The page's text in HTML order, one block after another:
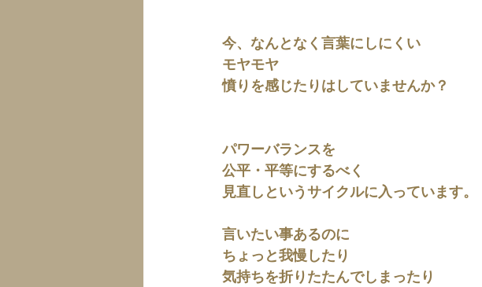
今、なんとなく言葉にしにくい
モヤモヤ
憤りを感じたりはしていませんか？
パワーバランスを
公平・平等にするべく
見直しというサイクルに入っています。
言いたい事あるのに
ちょっと我慢したり
気持ちを折りたたんでしまったり